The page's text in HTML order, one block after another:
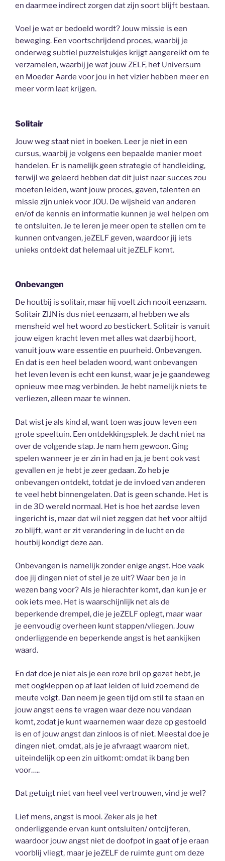
en daarmee indirect zorgen dat zijn soort blijft bestaan.
Voel je wat er bedoeld wordt? Jouw missie is een
beweging. Een voortschrijdend proces, waarbij je
onderweg subtiel puzzelstukjes krijgt aangereikt om te
verzamelen, waarbij je wat jouw ZELF, het Universum
en Moeder Aarde voor jou in het vizier hebben meer en
meer vorm laat krijgen.
Solitair
Jouw weg staat niet in boeken. Leer je niet in een
cursus, waarbij je volgens een bepaalde manier moet
handelen. Er is namelijk geen strategie of handleiding,
terwijl we geleerd hebben dat dit juist naar succes zou
moeten leiden, want jouw proces, gaven, talenten en
missie zijn uniek voor JOU. De wijsheid van anderen
en/of de kennis en informatie kunnen je wel helpen om
te ontsluiten. Je te leren je meer open te stellen om te
kunnen ontvangen, jeZELF geven, waardoor jij iets
unieks ontdekt dat helemaal uit jeZELF komt.
Onbevangen
De houtbij is solitair, maar hij voelt zich nooit eenzaam.
Solitair ZIJN is dus niet eenzaam, al hebben we als
mensheid wel het woord zo bestickert. Solitair is vanuit
jouw eigen kracht leven met alles wat daarbij hoort,
vanuit jouw ware essentie en puurheid. Onbevangen.
En dat is een heel beladen woord, want onbevangen
het leven leven is echt een kunst, waar je je gaandeweg
opnieuw mee mag verbinden. Je hebt namelijk niets te
verliezen, alleen maar te winnen.
Dat wist je als kind al, want toen was jouw leven een
grote speeltuin. Een ontdekkingsplek. Je dacht niet na
over de volgende stap. Je nam hem gewoon. Ging
spelen wanneer je er zin in had en ja, je bent ook vast
gevallen en je hebt je zeer gedaan. Zo heb je
onbevangen ontdekt, totdat je de invloed van anderen
te veel hebt binnengelaten. Dat is geen schande. Het is
in de 3D wereld normaal. Het is hoe het aardse leven
ingericht is, maar dat wil niet zeggen dat het voor altijd
zo blijft, want er zit verandering in de lucht en de
houtbij kondigt deze aan.
Onbevangen is namelijk zonder enige angst. Hoe vaak
doe jij dingen niet of stel je ze uit? Waar ben je in
wezen bang voor? Als je hierachter komt, dan kun je er
ook iets mee. Het is waarschijnlijk net als de
beperkende drempel, die je jeZELF oplegt, maar waar
je eenvoudig overheen kunt stappen/vliegen. Jouw
onderliggende en beperkende angst is het aankijken
waard.
En dat doe je niet als je een roze bril op gezet hebt, je
met oogkleppen op af laat leiden of luid zoemend de
meute volgt. Dan neem je geen tijd om stil te staan en
jouw angst eens te vragen waar deze nou vandaan
komt, zodat je kunt waarnemen waar deze op gestoeld
is en of jouw angst dan zinloos is of niet. Meestal doe je
dingen niet, omdat, als je je afvraagt waarom niet,
uiteindelijk op een zin uitkomt: omdat ik bang ben
voor…..
Dat getuigt niet van heel veel vertrouwen, vind je wel?
Lief mens, angst is mooi. Zeker als je het
onderliggende ervan kunt ontsluiten/ ontcijferen,
waardoor jouw angst niet de doofpot in gaat of je eraan
voorblij vliegt, maar je jeZELF de ruimte gunt om deze